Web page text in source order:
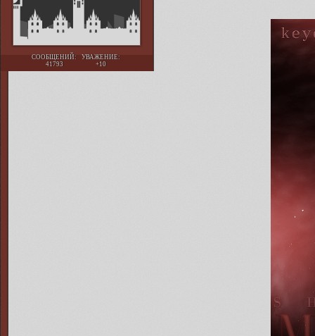
СООБЩЕНИЙ:
41793
УВАЖЕНИЕ:
+10